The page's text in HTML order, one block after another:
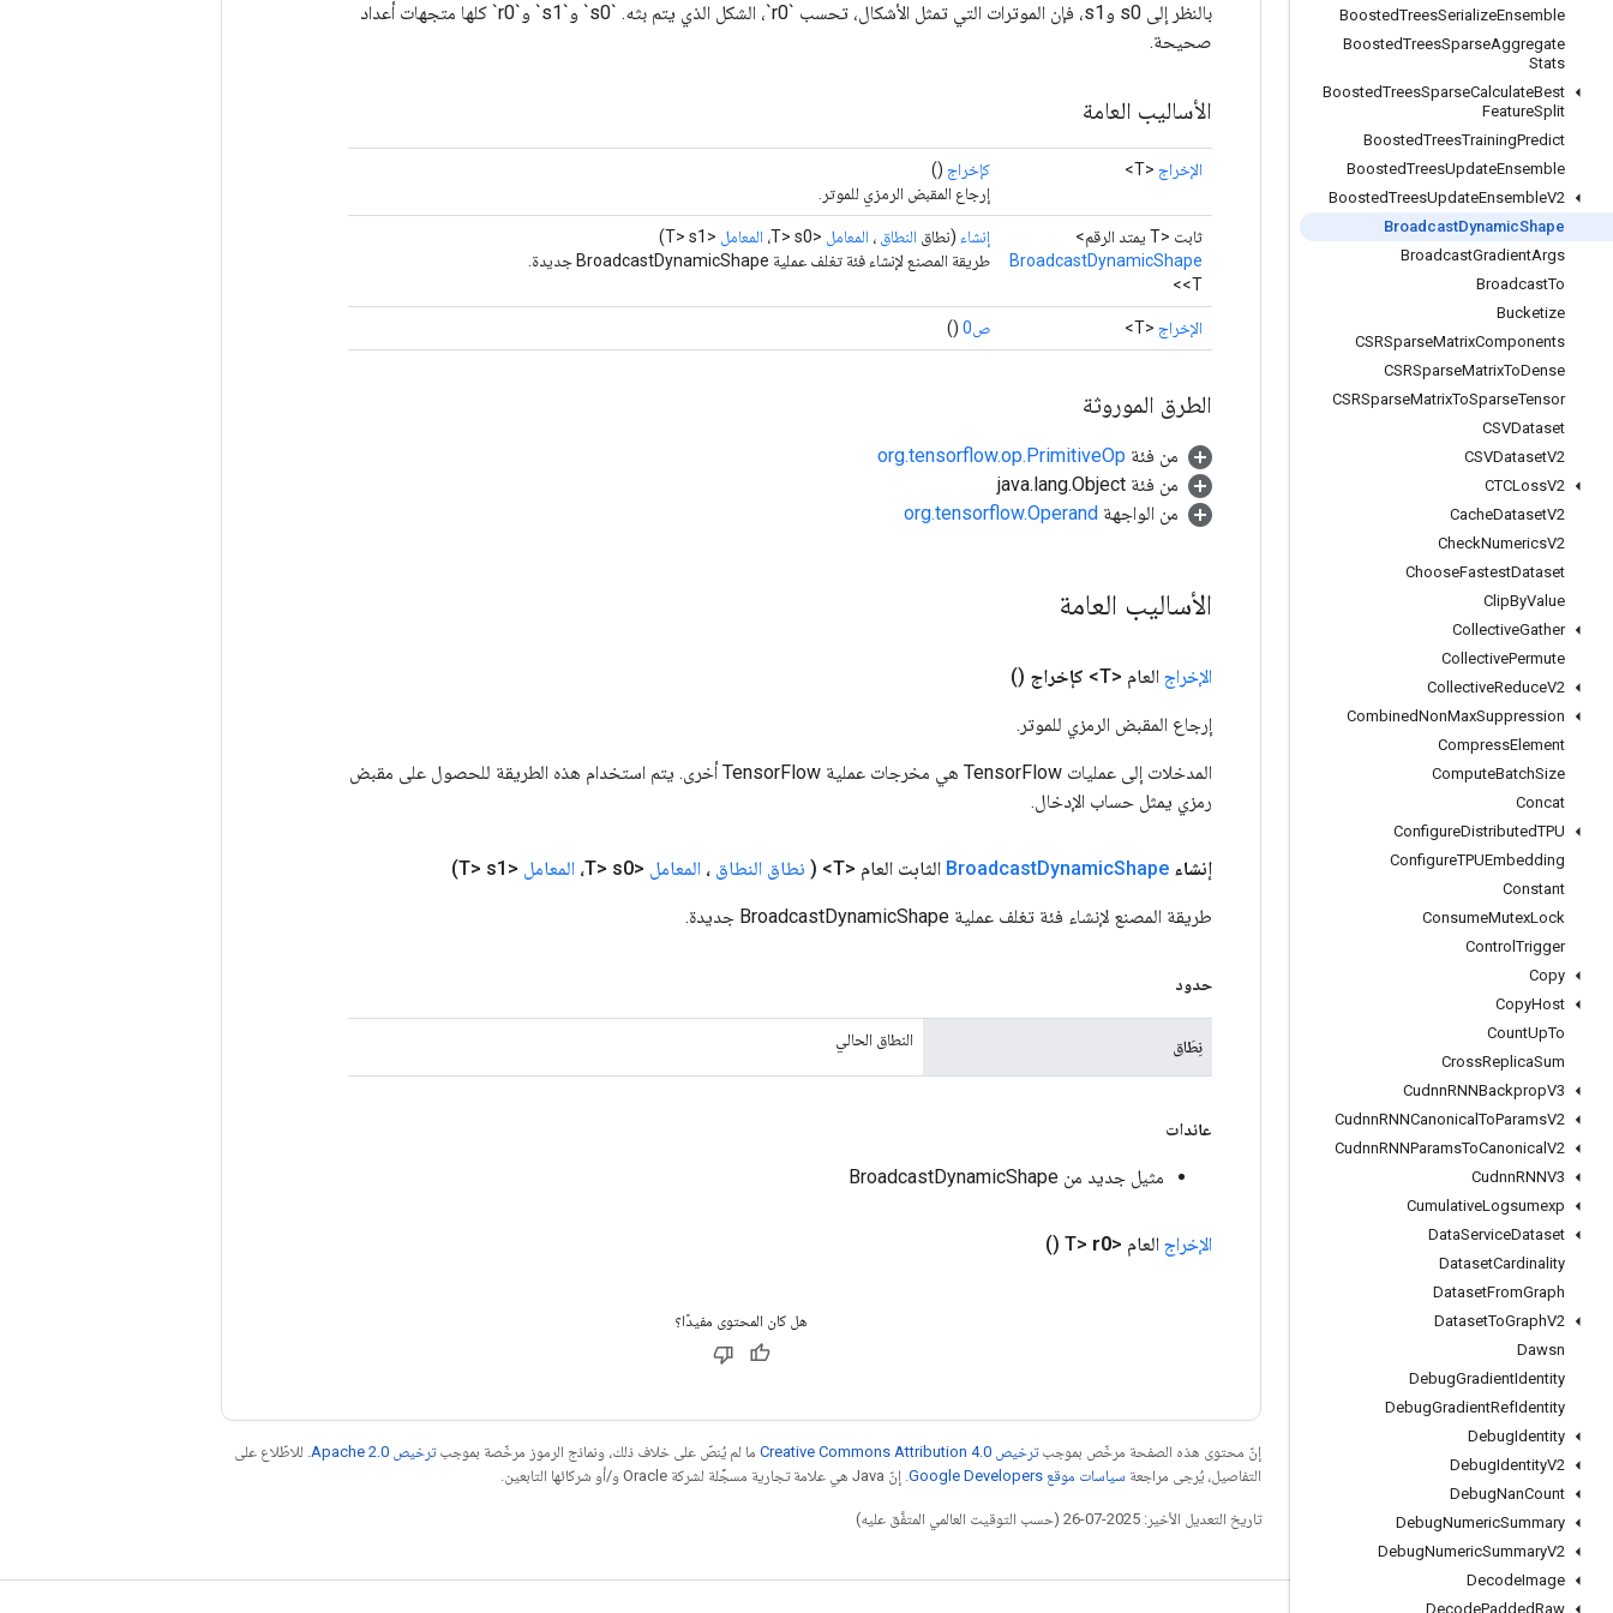
BoostedTreesSerializeEnsemble
BoostedTreesSparseAggregate
Stats
BoostedTreesSparseCalculateBest
FeatureSplit
BoostedTreesTrainingPredict
BoostedTreesUpdateEnsemble
BoostedTreesUpdateEnsembleV2
BroadcastDynamicShape
BroadcastGradientArgs
BroadcastTo
Bucketize
CSRSparseMatrixComponents
CSRSparseMatrixToDense
CSRSparseMatrixToSparseTensor
CSVDataset
CSVDatasetV2
CTCLossV2
CacheDatasetV2
CheckNumericsV2
ChooseFastestDataset
ClipByValue
CollectiveGather
CollectivePermute
CollectiveReduceV2
CombinedNonMaxSuppression
CompressElement
ComputeBatchSize
Concat
ConfigureDistributedTPU
ConfigureTPUEmbedding
Constant
ConsumeMutexLock
ControlTrigger
Copy
CopyHost
CountUpTo
CrossReplicaSum
CudnnRNNBackpropV3
CudnnRNNCanonicalToParamsV2
CudnnRNNParamsToCanonical V2
CudnnRNNV3
CumulativeLogsumexp
DataServiceDataset
DatasetCardinality
DatasetFromGraph
DatasetToGraphV2
Dawsn
DebugGradientIdentity
DebugGradientRefIdentity
DebugIdentity
DebugIdentityV2
DebugNanCount
DebugNumericSummary
DebugNumericSummaryV2
DecodeImage
DecodePaddedRaw
بالنظر إلى s0 وs1، فإن الموترات التي تمثل الأشكال، تحسب `r0`، الشكل الذي يتم بثه. `s0` و`s1` و`r0` كلها متجهات أعداد
صحيحة.
الأساليب العامة
الإخراج <T> كإخراج ()
إرجاع المقبض الرمزي للموتر.
ثابت <T يمتد الرقم>
BroadcastDynamicShape
<T>
إنشاء (نطاق النطاق ، المعامل <T> s0، المعامل <T> s1)
طريقة المصنع لإنشاء فئة تغلف عملية BroadcastDynamicShape جديدة.
الإخراج <T> ص0 ()
الطرق الموروثة
من فئة org.tensorflow.op.PrimitiveOp
من فئة java.lang.Object
من الواجهة org.tensorflow.Operand
الأساليب العامة
الإخراج العام <T> كإخراج ()
إرجاع المقبض الرمزي للموتر.
المدخلات إلى عمليات TensorFlow هي مخرجات عملية TensorFlow أخرى. يتم استخدام هذه الطريقة للحصول على مقبض
رمزي يمثل حساب الإدخال.
إنشاء BroadcastDynamicShape الثابت العام <T> ( نطاق النطاق ، المعامل <T> s0، المعامل <T> s1)
طريقة المصنع لإنشاء فئة تغلف عملية BroadcastDynamicShape جديدة.
حدود
نِطَاق النطاق الحالي
عائدات
مثيل جديد من BroadcastDynamicShape
الإخراج العام <T>r0
()
هل كان المحتوى مفيدًا؟
إنّ محتوى هذه الصفحة مرخّص بموجبترخيص Creative Commons Attribution 4.0‏ ما لم يُنصّ على خلاف ذلك، ونماذج الرموز مرخّصة بموجبترخيص Apache 2.0‏
. للاطّلاع على
التفاصيل، يُرجى مراجعة سياسات موقع Google Developers‏ . إنّ Java هي علامة تجارية مسجَّلة لشركة Oracle و/أو شركائها التابعين.
تاريخ التعديل الأخير: 2025-07-26 (حسب التوقيت العالمي المتفَّق عليه)